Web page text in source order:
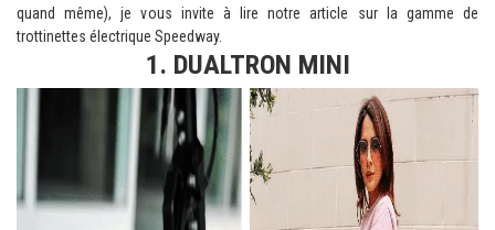
quand même), je vous invite à lire notre article sur la gamme de
trottinettes électrique Speedway.
1. DUALTRON MINI